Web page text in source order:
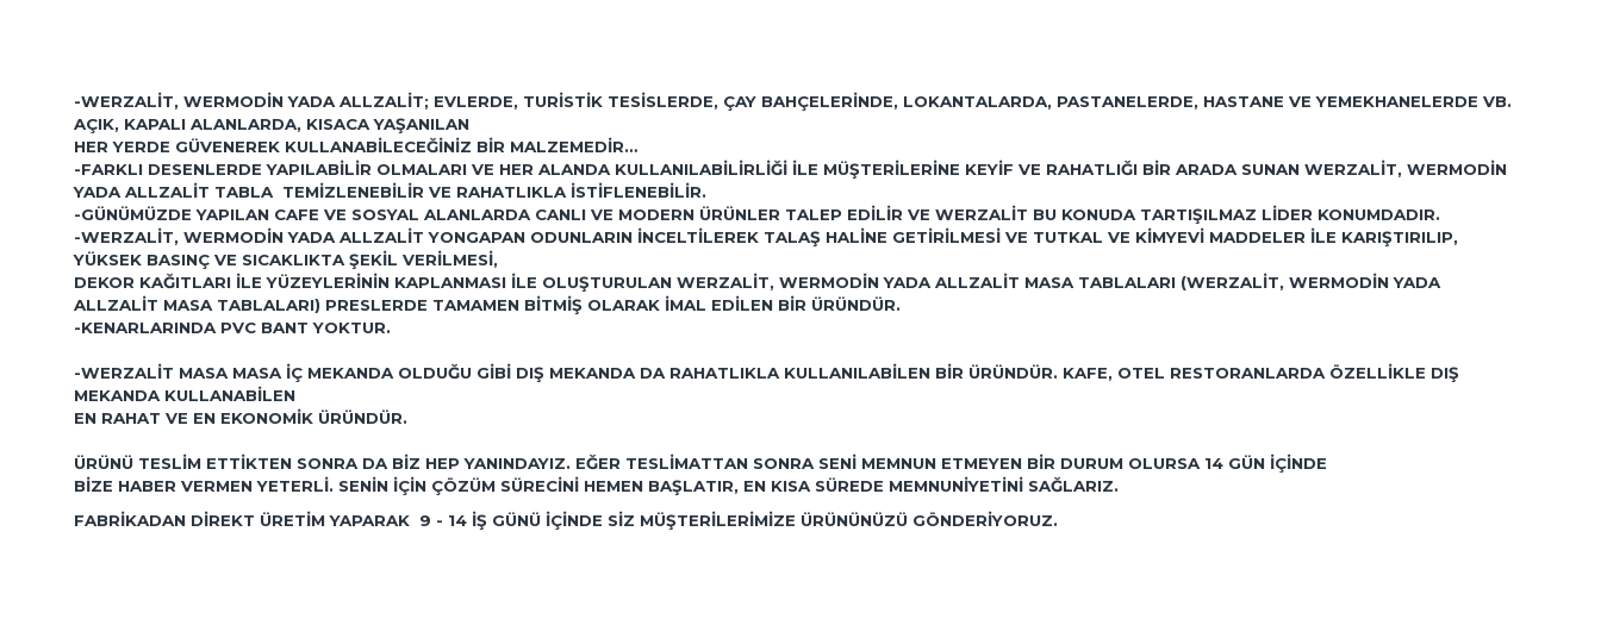
-WERZALIT, WERMODIN YADA ALLZALIT; EVLERDE, TURISTIK TESISLERDE, ÇAY BAHÇELERINDE, LOKANTALARDA, PASTANELERDE, HASTANE VE YEMEKHANELERDE VB.
AÇIK, KAPALI ALANLARDA, KISACA YAŞANILAN
HER YERDE GÜVENEREK KULLANABILECEĞINIZ BIR MALZEMEDIR…
-FARKLI DESENLERDE YAPILABILIR OLMALARI VE HER ALANDA KULLANILABILIRLIĞI ILE MÜŞTERILERINE KEYIF VE RAHATLIĞI BIR ARADA SUNAN WERZALIT, WERMODIN
YADA ALLZALIT TABLA TEMIZLENEBILIR VE RAHATLIKLA ISTIFLENEBILIR.
-GÜNÜMÜZDE YAPILAN CAFE VE SOSYAL ALANLARDA CANLI VE MODERN ÜRÜNLER TALEP EDILIR VE WERZALIT BU KONUDA TARTIŞILMAZ LIDER KONUMDADIR.
-WERZALIT, WERMODIN YADA ALLZALIT YONGAPAN ODUNLARIN INCELTILEREK TALAŞ HALINE GETIRILMESI VE TUTKAL VE KIMYEVI MADDELER ILE KARIŞTIRILIP,
YÜKSEK BASINÇ VE SICAKLIKTA ŞEKIL VERILMESI,
DEKOR KAĞITLARI ILE YÜZEYLERININ KAPLANMASI ILE OLUŞTURULAN WERZALIT, WERMODIN YADA ALLZALIT MASA TABLALARI (WERZALIT, WERMODIN YADA
ALLZALIT MASA TABLALARI) PRESLERDE TAMAMEN BITMIŞ OLARAK IMAL EDILEN BIR ÜRÜNDÜR.
-KENARLARINDA PVC BANT YOKTUR.
-WERZALIT MASA MASA IÇ MEKANDA OLDUĞU GIBI DIŞ MEKANDA DA RAHATLIKLA KULLANILABILEN BIR ÜRÜNDÜR. KAFE, OTEL RESTORANLARDA ÖZELLIKLE DIŞ
MEKANDA KULLANABILEN
EN RAHAT VE EN EKONOMIK ÜRÜNDÜR.
ÜRÜNÜ TESLIM ETTIKTEN SONRA DA BIZ HEP YANINDAYIZ. EĞER TESLIMATTAN SONRA SENI MEMNUN ETMEYEN BIR DURUM OLURSA 14 GÜN IÇINDE
BIZE HABER VERMEN YETERLI. SENIN IÇIN ÇÖZÜM SÜRECINI HEMEN BAŞLATIR, EN KISA SÜREDE MEMNUNIYETINI SAĞLARIZ.
FABRIKADAN DIREKT ÜRETIM YAPARAK 9 - 14 IŞ GÜNÜ IÇINDE SIZ MÜŞTERILERIMIZE ÜRÜNÜNÜZÜ GÖNDERIYORUZ.